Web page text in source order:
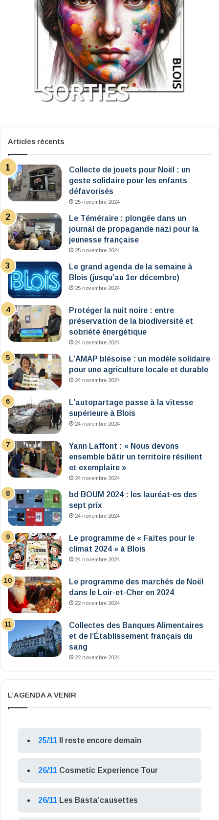
Articles récents
Collecte de jouets pour Noël : un
geste solidaire pour les enfants
défavorisés
25 novembre 2024
Le Téméraire : plongée dans un
journal de propagande nazi pour la
jeunesse française
25 novembre 2024
Le grand agenda de la semaine à
Blois (jusqu’au 1er décembre)
25 novembre 2024
Protéger la nuit noire : entre
préservation de la biodiversité et
sobriété énergétique
24 novembre 2024
L’AMAP blésoise : un modèle solidaire
pour une agriculture locale et durable
24 novembre 2024
L’autopartage passe à la vitesse
supérieure à Blois
24 novembre 2024
Yann Laffont : « Nous devons
ensemble bâtir un territoire résilient
et exemplaire »
24 novembre 2024
bd BOUM 2024 : les lauréat·es des
sept prix
24 novembre 2024
Le programme de « Faites pour le
climat 2024 » à Blois
24 novembre 2024
Le programme des marchés de Noël
dans le Loir-et-Cher en 2024
22 novembre 2024
Collectes des Banques Alimentaires
et de l’Établissement français du
sang
22 novembre 2024
L’AGENDA A VENIR
25/11 Il reste encore demain
26/11 Cosmetic Experience Tour
26/11 Les Basta’causettes